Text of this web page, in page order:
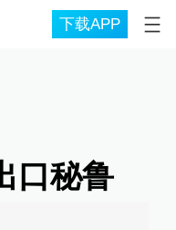
下载APP
口秘鲁